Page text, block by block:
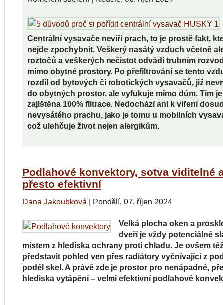
Centrální vysavače nevíří prach, to je prostě fakt,
nejde zpochybnit. Veškerý nasátý vzduch včetně
roztočů a veškerých nečistot odvádí trubním
mimo obytné prostory. Po přefiltrování se tento
rozdíl od bytových či robotických vysavačů, již
do obytných prostor, ale vyfukuje mimo dúm. Tím je
zajištěna 100% filtrace. Nedochází ani k víření
nevysátého prachu, jako je tomu u mobilních
což ulehčuje život nejen alergikům.
Podlahové konvektory, sotva viditelné
přesto efektivní
Dana Jakoubková | Pondělí, 07. říjen 2024
Velká plocha oken a
dveří je vždy potenciálně
místem z hlediska ochrany proti chladu. Je ovšem
představit pohled ven přes radiátory vyčnívající z
podél skel. A právě zde je prostor pro nenápadné,
hlediska vytápění – velmi efektivní podlahové